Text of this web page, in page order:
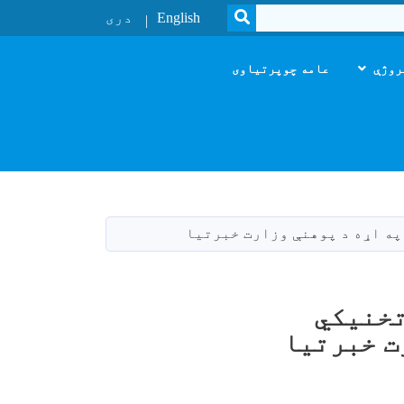
SEARCH
English دری
عامه چوپرتیاوی
وزارت د ښوونیز نصاب ریاست د ۲۲ تخنیکي
خبرتیا